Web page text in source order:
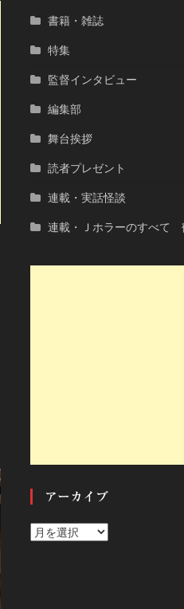
書籍・雑誌
特集
監督インタビュー
編集部
舞台挨拶
読者プレゼント
連載・実話怪談
連載・Ｊホラーのすべて
アーカイブ
ア